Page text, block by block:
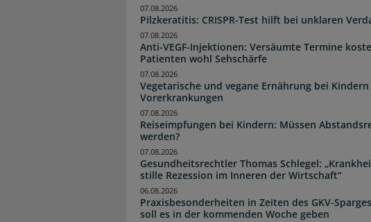
Pilzkeratitis: CRISPR-Test hilft bei unklaren
07.08.2026
Anti-VEGF-Injektionen: Versäumte Termine
Patienten wohl Sehschärfe
07.08.2026
Vegetarische und vegane Ernährung bei
Vorerkrankungen
07.08.2026
Reiseimpfungen bei Kindern: Müssen
werden?
07.08.2026
Gesundheitsrechtler Thomas Schlegel:
stille Rezession im Inneren der Wirtschaft“
07.08.2026
Praxisbesonderheiten in Zeiten des GKV-
soll es in der kommenden Woche geben
06.08.2026